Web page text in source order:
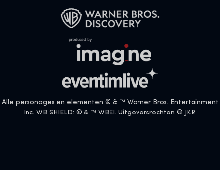
Alle personages en elementen © & ™ Warner Bros. Entertainment
Inc. WB SHIELD: © & ™ WBEI. Uitgeversrechten © JKR.